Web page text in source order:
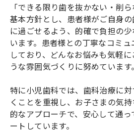
「できる限り歯を抜かない・削
基本方針とし、患者様がご自身
に過ごせるよう、的確で負担の
います。患者様との丁寧なコミ
しており、どんなお悩みも気軽
うな雰囲気づくりに努めています。
特に小児歯科では、歯科治療に
くことを重視し、お子さまの気
的なアプローチで、安心して通
ートしています。